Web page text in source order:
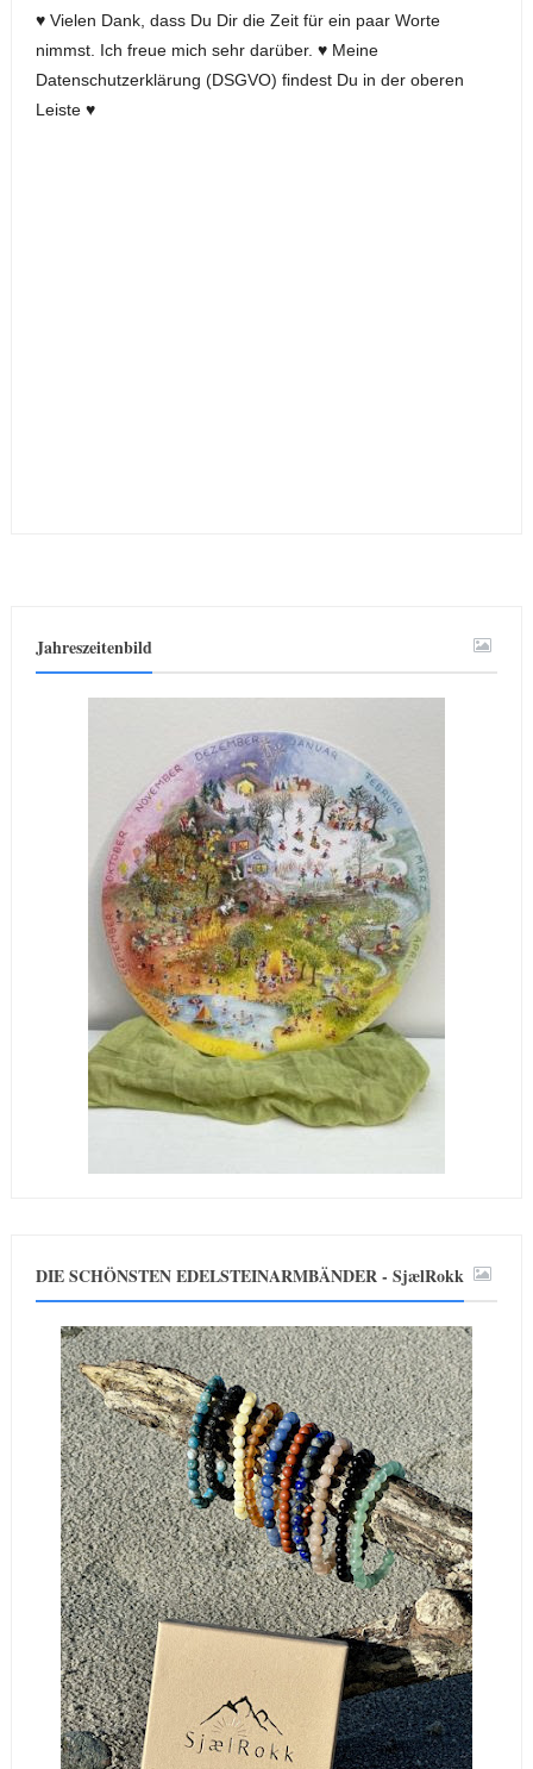
♥ Vielen Dank, dass Du Dir die Zeit für ein paar Worte
nimmst. Ich freue mich sehr darüber. ♥ Meine
Datenschutzerklärung (DSGVO) findest Du in der oberen
Leiste ♥
Jahreszeitenbild
DIE SCHÖNSTEN EDELSTEINARMBÄNDER - SjælRokk